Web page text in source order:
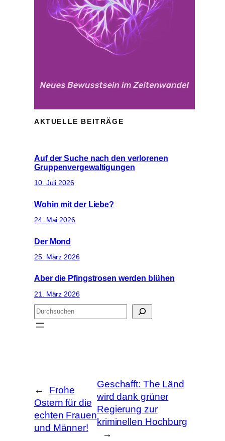
AKTUELLE BEITRÄGE
Auf der Suche nach den verlorenen
Gruppenvergewaltigungen
10. Juli 2026
Wohin mit der Liebe?
24. Mai 2026
Der Mond
25. März 2026
Aber die Pfingstrosen werden blühen
21. März 2026
S
u
←
Frohe
Ostern für die
echten Frauen
und Männer!
Geschafft: The Länd
wird dank grüner
Regierung zur
kriminellen Hochburg
→